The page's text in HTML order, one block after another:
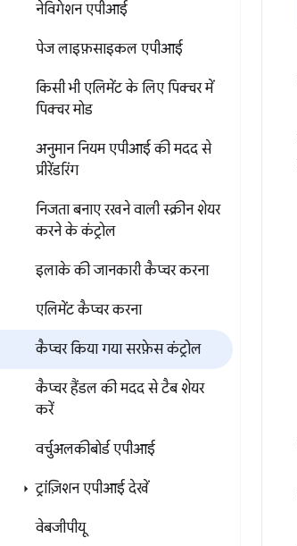
नेविगेशन एपीआई
पेज लाइफ़साइकल एपीआई
किसी भी एलिमेंट के लिए पिक्चर में
पिक्चर मोड
अनुमान नियम एपीआई की मदद से
प्रीरेंडरिंग
निजता बनाए रखने वाली स्क्रीन शेयर
करने के कंट्रोल
इलाके की जानकारी कैप्चर करना
एलिमेंट कैप्चर करना
कैप्चर किया गया सरफ़ेस कंट्रोल
कैप्चर हैंडल की मदद से टैब शेयर
करें
वर्चुअलकीबोर्ड एपीआई
ट्रांज़िशन एपीआई देखें
वेबजीपीयू